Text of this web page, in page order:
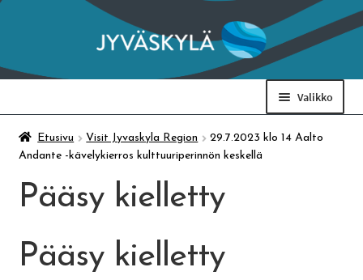
Siirry
navigointiin
Siirry
sisältöön
Valikko
Taidemuseo & Ratamo
Suomen käsityön museo
Etusivu Visit Jyvaskyla Region
29.7.2023 klo 14 Aalto
Andante -kävelykierros kulttuuriperinnön keskellä
Pääsy kielletty
Pääsy kielletty